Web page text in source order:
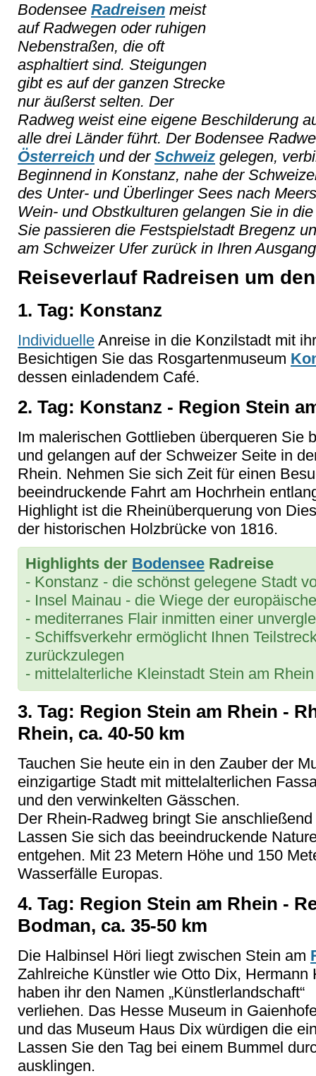
Bodensee Radreisen meist
auf Radwegen oder ruhigen
Nebenstraßen, die oft
asphaltiert sind. Steigungen
gibt es auf der ganzen Strecke
nur äußerst selten. Der
Radweg weist eine eigene Beschilderung
alle drei Länder führt. Der Bodensee
Österreich und der Schweiz gelegen,
Beginnend in Konstanz, nahe der
des Unter- und Überlinger Sees nach
Wein- und Obstkulturen gelangen Sie in
Sie passieren die Festspielstadt Bregenz
am Schweizer Ufer zurück in Ihren
Reiseverlauf Radreisen um
1. Tag: Konstanz
Individuelle Anreise in die Konzilstadt mit
Besichtigen Sie das Rosgartenmuseum
dessen einladendem Café.
2. Tag: Konstanz - Region Stein
Im malerischen Gottlieben überqueren Sie
und gelangen auf der Schweizer Seite in
Rhein. Nehmen Sie sich Zeit für einen
beeindruckende Fahrt am Hochrhein
Highlight ist die Rheinüberquerung von
der historischen Holzbrücke von 1816.
Highlights der Bodensee Radreise
- Konstanz - die schönst gelegene Stadt
- Insel Mainau - die Wiege der
- mediterranes Flair inmitten einer
- Schiffsverkehr ermöglicht Ihnen
zurückzulegen
- mittelalterliche Kleinstadt Stein am Rhein
3. Tag: Region Stein am Rhein -
Rhein, ca. 40-50 km
Tauchen Sie heute ein in den Zauber der
einzigartige Stadt mit mittelalterlichen
und den verwinkelten Gässchen.
Der Rhein-Radweg bringt Sie
Lassen Sie sich das beeindruckende
entgehen. Mit 23 Metern Höhe und 150
Wasserfälle Europas.
4. Tag: Region Stein am Rhein -
Bodman, ca. 35-50 km
Die Halbinsel Höri liegt zwischen Stein am
Zahlreiche Künstler wie Otto Dix, Hermann
haben ihr den Namen „Künstlerlandschaft“
verliehen. Das Hesse Museum in
und das Museum Haus Dix würdigen die
Lassen Sie den Tag bei einem Bummel
ausklingen.